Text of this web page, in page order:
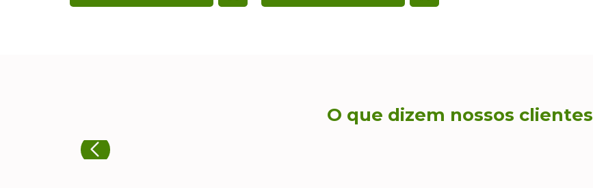
O que dizem nossos clientes